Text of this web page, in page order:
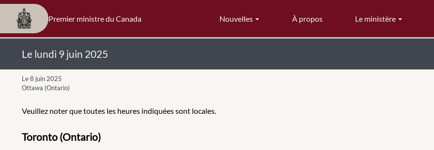
Premier ministre du Canada Nouvelles À propos Le ministère
Le lundi 9 juin 2025
Le 8 juin 2025
Ottawa (Ontario)
Veuillez noter que toutes les heures indiquées sont locales.
Toronto (Ontario)